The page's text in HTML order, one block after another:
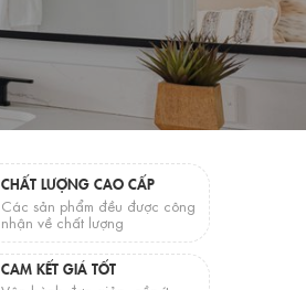
CHẤT LƯỢNG CAO CẤP
Các sản phẩm đều được công
nhận về chất lượng
CAM KẾT GIÁ TỐT